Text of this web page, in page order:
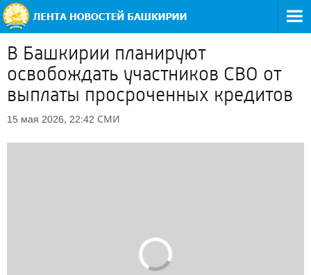
В Башкирии планируют
освобождать участников СВО от
выплаты просроченных кредитов
15 мая 2026, 22:42 СМИ